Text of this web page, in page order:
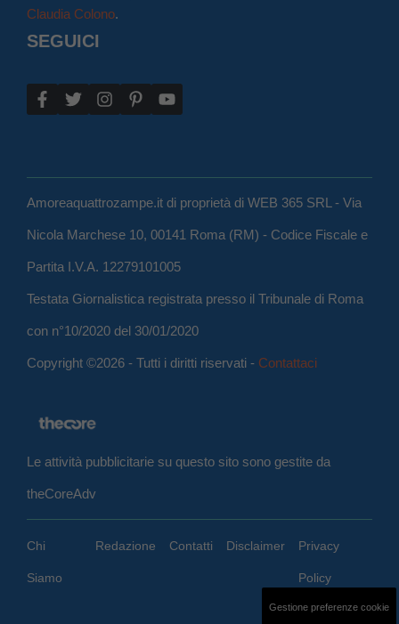
Claudia Colono.
SEGUICI
Amoreaquattrozampe.it di proprietà di WEB 365 SRL - Via
Nicola Marchese 10, 00141 Roma (RM) - Codice Fiscale e
Partita I.V.A. 12279101005
Testata Giornalistica registrata presso il Tribunale di Roma
con n°10/2020 del 30/01/2020
Copyright ©2026 - Tutti i diritti riservati - Contattaci
Le attività pubblicitarie su questo sito sono gestite da
theCoreAdv
Chi
Siamo
Redazione Contatti Disclaimer Privacy
Policy
Gestione preferenze cookie